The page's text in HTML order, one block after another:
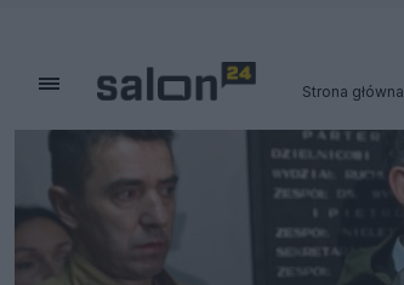
Strona główna